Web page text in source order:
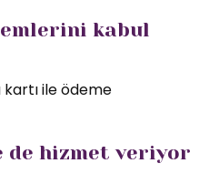
kabul
ile ödeme
hizmet veriyor